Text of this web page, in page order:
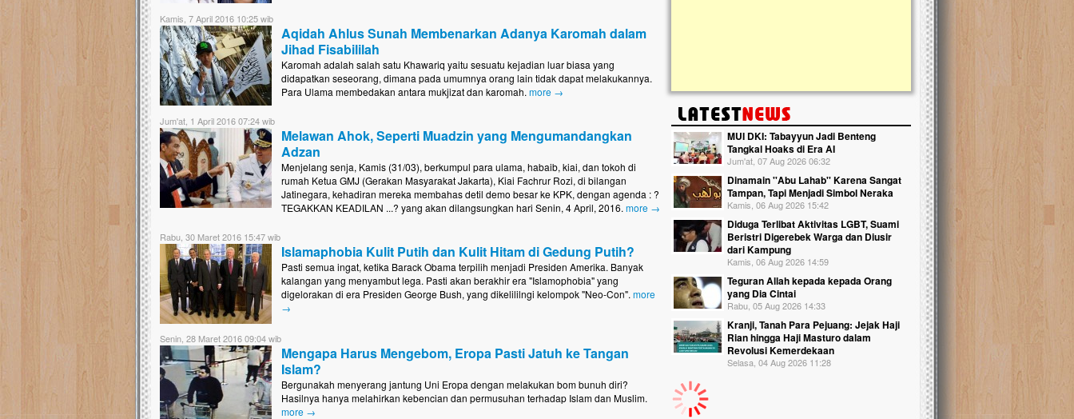
Kamis, 7 April 2016 10:25 wib
Aqidah Ahlus Sunah Membenarkan Adanya Karomah dalam
Jihad Fisabililah
Karomah adalah salah satu Khawariq yaitu sesuatu kejadian luar biasa yang
didapatkan seseorang, dimana pada umumnya orang lain tidak dapat melakukannya.
Para Ulama membedakan antara mukjizat dan karomah. more →
Jum'at, 1 April 2016 07:24 wib
Melawan Ahok, Seperti Muadzin yang Mengumandangkan
Adzan
Menjelang senja, Kamis (31/03), berkumpul para ulama, habaib, kiai, dan tokoh di
rumah Ketua GMJ (Gerakan Masyarakat Jakarta), Kiai Fachrur Rozi, di bilangan
Jatinegara, kehadiran mereka membahas detil demo besar ke KPK, dengan agenda : ?
TEGAKKAN KEADILAN ...? yang akan dilangsungkan hari Senin, 4 April, 2016. more →
Rabu, 30 Maret 2016 15:47 wib
Islamaphobia Kulit Putih dan Kulit Hitam di Gedung Putih?
Pasti semua ingat, ketika Barack Obama terpilih menjadi Presiden Amerika. Banyak
kalangan yang menyambut lega. Pasti akan berakhir era "Islamophobia" yang
digelorakan di era Presiden George Bush, yang dikelililngi kelompok "Neo-Con". more
→
Senin, 28 Maret 2016 09:04 wib
Mengapa Harus Mengebom, Eropa Pasti Jatuh ke Tangan
Islam?
Bergunakah menyerang jantung Uni Eropa dengan melakukan bom bunuh diri?
Hasilnya hanya melahirkan kebencian dan permusuhan terhadap Islam dan Muslim.
more →
berlumut, dan menghitam terpapar panas dan
hujan....
MUI DKI: Tabayyun Jadi Benteng
Tangkal Hoaks di Era AI
Jum'at, 07 Aug 2026 06:32
Dinamain ''Abu Lahab'' Karena Sangat
Tampan, Tapi Menjadi Simbol Neraka
Kamis, 06 Aug 2026 15:42
Diduga Terlibat Aktivitas LGBT, Suami
Beristri Digerebek Warga dan Diusir
dari Kampung
Kamis, 06 Aug 2026 14:59
Teguran Allah kepada kepada Orang
yang Dia Cintai
Rabu, 05 Aug 2026 14:33
Kranji, Tanah Para Pejuang: Jejak Haji
Rian hingga Haji Masturo dalam
Revolusi Kemerdekaan
Selasa, 04 Aug 2026 11:28